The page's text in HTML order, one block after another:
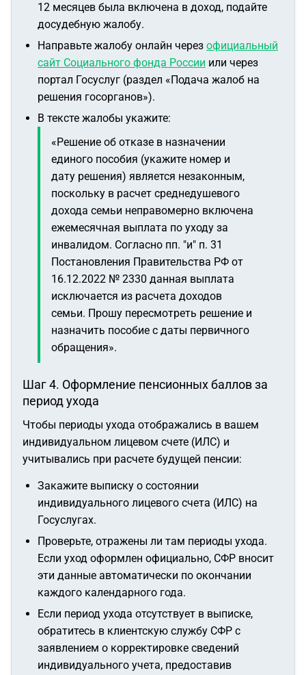
12 месяцев была включена в доход, подайте
досудебную жалобу.
Направьте жалобу онлайн через официальный
сайт Социального фонда России или через
портал Госуслуг (раздел «Подача жалоб на
решения госорганов»).
В тексте жалобы укажите:
«Решение об отказе в назначении
единого пособия (укажите номер и
дату решения) является незаконным,
поскольку в расчет среднедушевого
дохода семьи неправомерно включена
ежемесячная выплата по уходу за
инвалидом. Согласно пп. "и" п. 31
Постановления Правительства РФ от
16.12.2022 № 2330 данная выплата
исключается из расчета доходов
семьи. Прошу пересмотреть решение и
назначить пособие с даты первичного
обращения».
Шаг 4. Оформление пенсионных баллов за
период ухода
Чтобы периоды ухода отображались в вашем
индивидуальном лицевом счете (ИЛС) и
учитывались при расчете будущей пенсии:
Закажите выписку о состоянии
индивидуального лицевого счета (ИЛС) на
Госуслугах.
Проверьте, отражены ли там периоды ухода.
Если уход оформлен официально, СФР вносит
эти данные автоматически по окончании
каждого календарного года.
Если период ухода отсутствует в выписке,
обратитесь в клиентскую службу СФР с
заявлением о корректировке сведений
индивидуального учета, предоставив